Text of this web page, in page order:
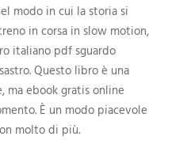
modo in cui la storia si
in corsa in slow motion,
italiano pdf sguardo
Questo libro è una
ma ebook gratis online
È un modo piacevole
molto di più.